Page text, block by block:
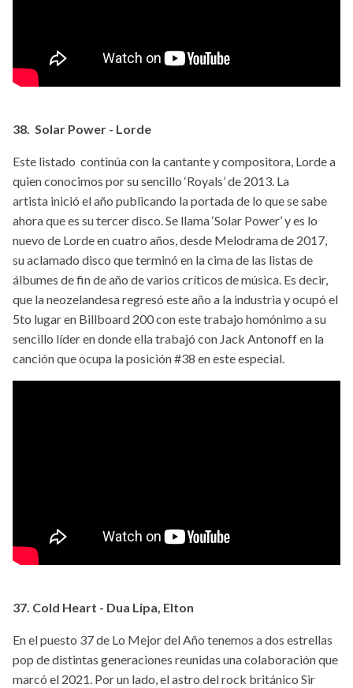
38. Solar Power - Lorde
Este listado continúa con la cantante y compositora, Lorde a
quien conocimos por su sencillo ‘Royals’ de 2013. La
artista inició el año publicando la portada de lo que se sabe
ahora que es su tercer disco. Se llama ‘Solar Power’ y es lo
nuevo de Lorde en cuatro años, desde Melodrama de 2017,
su aclamado disco que terminó en la cima de las listas de
álbumes de fin de año de varios críticos de música. Es decir,
que la neozelandesa regresó este año a la industria y ocupó el
5to lugar en Billboard 200 con este trabajo homónimo a su
sencillo líder en donde ella trabajó con Jack Antonoff en la
canción que ocupa la posición #38 en este especial.
37. Cold Heart - Dua Lipa, Elton
En el puesto 37 de Lo Mejor del Año tenemos a dos estrellas
pop de distintas generaciones reunidas una colaboración que
marcó el 2021. Por un lado, el astro del rock británico Sir